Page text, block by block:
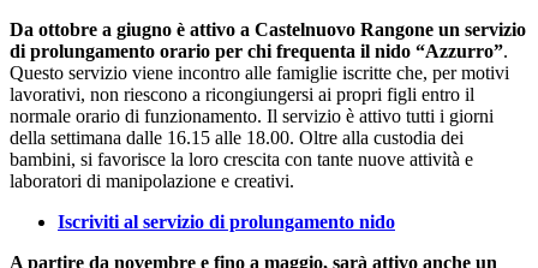
Da ottobre a giugno è attivo a Castelnuovo Rangone un servizio
di prolungamento orario per chi frequenta il nido “Azzurro”.
Questo servizio viene incontro alle famiglie iscritte che, per motivi
lavorativi, non riescono a ricongiungersi ai propri figli entro il
normale orario di funzionamento. Il servizio è attivo tutti i giorni
della settimana dalle 16.15 alle 18.00. Oltre alla custodia dei
bambini, si favorisce la loro crescita con tante nuove attività e
laboratori di manipolazione e creativi.
Iscriviti al servizio di prolungamento nido
A partire da novembre e fino a maggio, sarà attivo anche un